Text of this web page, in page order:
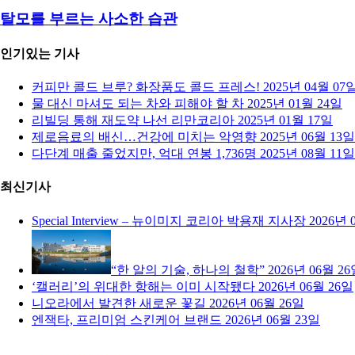
탈모를 부르는 사소한 습관
인기있는 기사
커피만 콜드 브루? 화장품도 콜드 프레스! 2025년 04월 07
물 대신 마셔도 되는 차와 피해야 할 차 2025년 01월 24일
리빌딩 통해 재도약 나선 리만코리아 2025년 01월 17일
제로음료의 배신…건강에 미치는 악영향 2025년 06월 13일
다단계 매출 줄었지만, 억대 연봉 1,736명 2025년 08월 11일
최신기사
Special Interview – 뉴이미지 코리아 박용재 지사장 2026년
“한 알의 기술, 하나의 철학” 2026년 06월 26
‘캘러리’의 위대한 항해는 이미 시작됐다 2026년 06월 26일
니오라에서 발견한 새로운 꽃길 2026년 06월 26일
엔잭타, 프리미엄 스킨케어 브랜드 2026년 06월 23일